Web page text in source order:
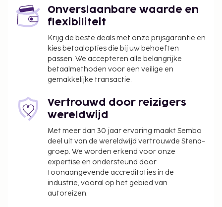
De volgende kosten dienen bij de accommodatie te
worden betaald. De kosten kunnen inclusief
toepasselijke belastingen zijn:
De stad heft de volgende belasting: UZS
20600.00 per persoon, per nacht. Deze
belasting is niet van toepassing op kinderen die
jonger zijn dan 16 jaar.
We hebben alle kosten vermeld die de
accommodatie aan ons heeft doorgegeven.
Als je een visum nodig hebt, neem dan voor hulp
contact op met de accommodatie. De
contactgegevens vind je in de
boekingsbevestiging. Voor hulp bij visa kan een
accommodatie kosten in rekening brengen,
zelfs wanneer je de boeking nadien annuleert.
Onverslaanbare waarde en
flexibiliteit
Krijg de beste deals met onze prijsgarantie en
kies betaalopties die bij uw behoeften
passen. We accepteren alle belangrijke
betaalmethoden voor een veilige en
gemakkelijke transactie.
Vertrouwd door reizigers
wereldwijd
Met meer dan 30 jaar ervaring maakt Sembo
deel uit van de wereldwijd vertrouwde Stena-
groep. We worden erkend voor onze
expertise en ondersteund door
toonaangevende accreditaties in de
industrie, vooral op het gebied van
autoreizen.